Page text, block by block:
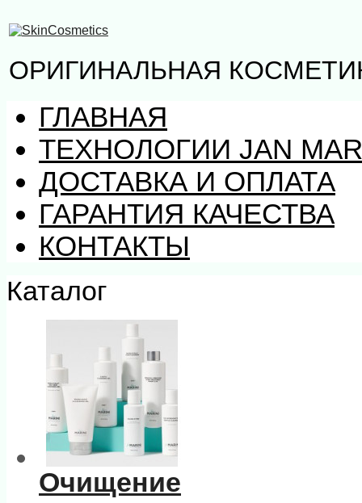
ОРИГИНАЛЬНАЯ
ГЛАВНАЯ
ТЕХНОЛОГИИ JAN
ДОСТАВКА И ОПЛАТА
ГАРАНТИЯ КАЧЕСТВА
КОНТАКТЫ
Каталог
Очищение